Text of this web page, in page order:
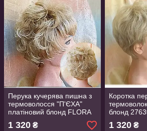
Перука кучерява пишна з
термоволосся "П'ЄХА"
платіновий блонд FLORA
Dr-15ВТ613
1 320 ₴
Коротка
блонд
1 320₴